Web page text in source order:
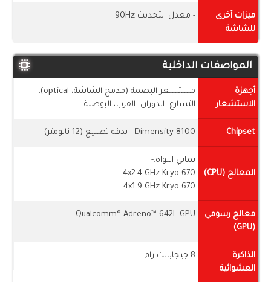
ميزات أخرى
للشاشة
- معدل التحديث 90Hz
المواصفات الداخلية
أجهزة
الاستشعار
مستشعر البصمة (مدمج الشاشة، optical)،
التسارع، الدوران، القرب، البوصلة
Chipset Dimensity 8100 - بدقة تصنيع (12 نانومتر)
المعالج (CPU)
ثماني النواة:-
4x2.4 GHz Kryo 670
4x1.9 GHz Kryo 670
معالج رسومي
(GPU)
Qualcomm® Adreno™ 642L GPU
الذاكرة
العشوائية
8 جيجابايت رام